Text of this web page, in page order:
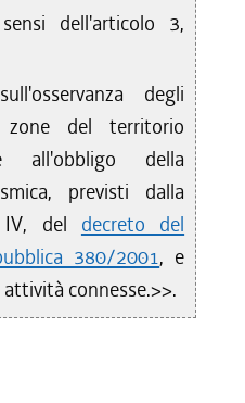
dell'articolo 3,
degli
zone del territorio
all'obbligo della
previsti dalla
del decreto del
380/2001, e
connesse.>>.